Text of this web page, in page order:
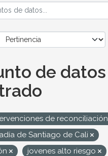
de datos
de reconciliación
de Santiago de Cali
jovenes alto riesgo